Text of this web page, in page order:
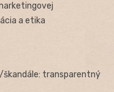
a etika
škandále: transparentný